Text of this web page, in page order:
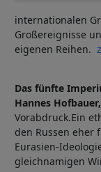
internationalen
Großereignisse
eigenen Reihen.
Das fünfte
Hannes
Vorabdruck.Ein
den Russen eher
Eurasien-
gleichnamigen